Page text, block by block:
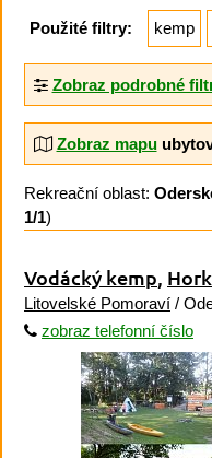
Použité filtry: kemp
Zobraz podrobné
Zobraz mapu
Rekreační oblast:
1/1)
Vodácký kemp,
Litovelské Pomoraví /
zobraz telefonní číslo